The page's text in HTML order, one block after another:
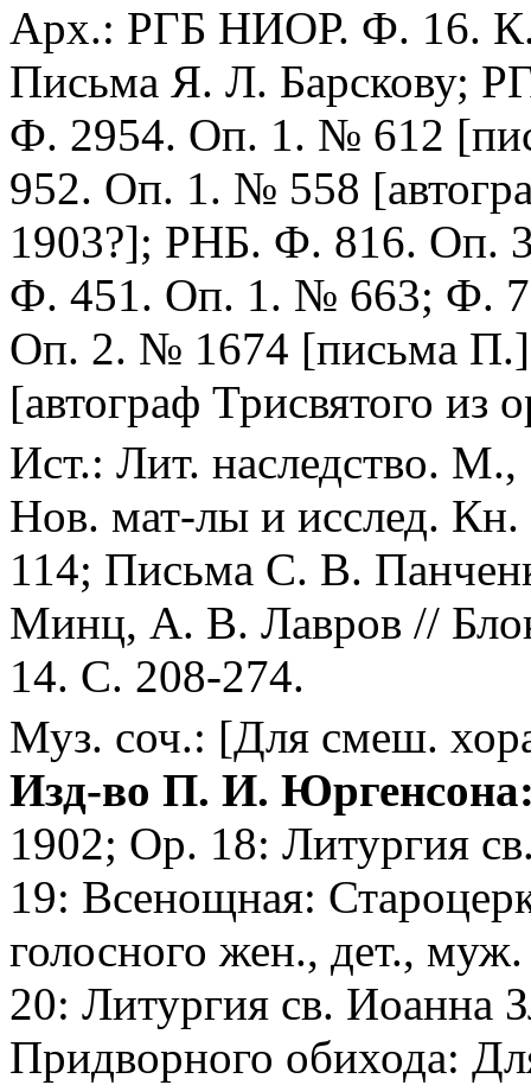
Арх.: РГБ НИОР. Ф. 16.
Письма Я. Л. Барскову;
Ф. 2954. Оп. 1. № 612
952. Оп. 1. № 558
1903?]; РНБ. Ф. 816. Оп.
Ф. 451. Оп. 1. № 663; Ф.
Оп. 2. № 1674 [письма
[автограф Трисвятого из
Ист.: Лит. наследство.
Нов. мат-лы и исслед.
114; Письма С. В.
Минц, А. В. Лавров //
14. С. 208-274.
Муз. соч.: [Для смеш.
Изд-во П. И.
1902; Op. 18: Литургия
19: Всенощная:
голосного жен., дет.,
20: Литургия св. Иоанна
Придворного обихода: